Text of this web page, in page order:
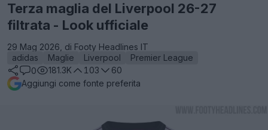
Terza maglia del Liverpool 26-27
filtrata - Look ufficiale
29 Mag 2026, di Footy Headlines IT
adidas
Maglie Liverpool
Premier League
0
181.3K 103
60
Aggiungi come fonte preferita